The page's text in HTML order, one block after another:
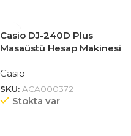
Casio DJ-240D Plus
Masaüstü Hesap Makinesi
Casio
SKU: ACA000372
Stokta var